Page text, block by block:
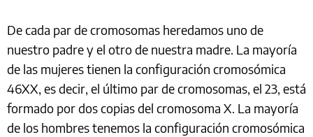
De cada par de cromosomas heredamos uno de
nuestro padre y el otro de nuestra madre. La mayoría
de las mujeres tienen la configuración cromosómica
46XX, es decir, el último par de cromosomas, el 23, está
formado por dos copias del cromosoma X. La mayoría
de los hombres tenemos la configuración cromosómica